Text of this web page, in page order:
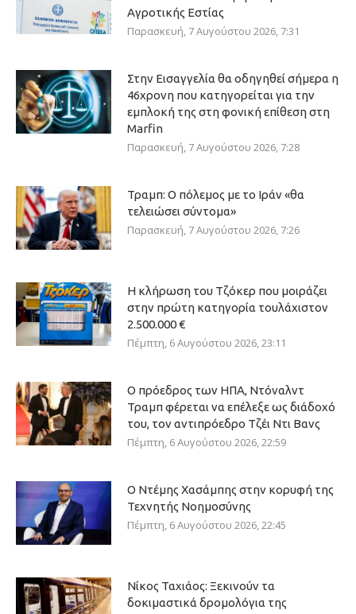
Αγροτικής Εστίας
Παρασκευή, 7 Αυγούστου 2026, 7:31
Στην Εισαγγελία θα οδηγηθεί σήμερα η
46χρονη που κατηγορείται για την
εμπλοκή της στη φονική επίθεση στη
Marfin
Παρασκευή, 7 Αυγούστου 2026, 7:28
Τραμπ: Ο πόλεμος με το Ιράν «θα
τελειώσει σύντομα»
Παρασκευή, 7 Αυγούστου 2026, 7:26
Η κλήρωση του Τζόκερ που μοιράζει
στην πρώτη κατηγορία τουλάχιστον
2.500.000 €
Πέμπτη, 6 Αυγούστου 2026, 23:11
Ο πρόεδρος των ΗΠΑ, Ντόναλντ
Τραμπ φέρεται να επέλεξε ως διάδοχό
του, τον αντιπρόεδρο Τζέι Ντι Βανς
Πέμπτη, 6 Αυγούστου 2026, 22:59
Ο Ντέμης Χασάμπης στην κορυφή της
Τεχνητής Νοημοσύνης
Πέμπτη, 6 Αυγούστου 2026, 22:45
Νίκος Ταχιάος: Ξεκινούν τα
δοκιμαστικά δρομολόγια της